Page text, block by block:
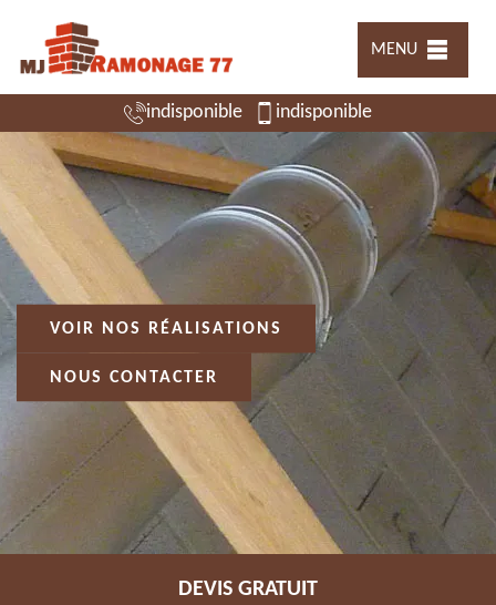
MENU
indisponible indisponible
VOIR NOS RÉALISATIONS
NOUS CONTACTER
DEVIS GRATUIT